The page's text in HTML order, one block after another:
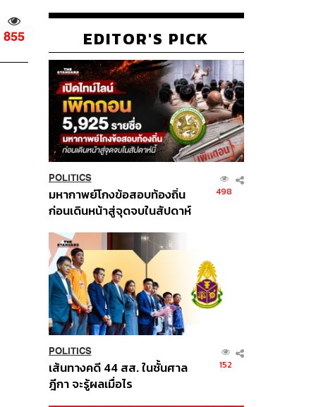
855 EDITOR'S PICK
POLITICS
มหากาพย์โกงข้อสอบท้องถิ่น
ก่อนเดินหน้าสู่จุดจบในสัปดาห์
498
POLITICS
เส้นทางคดี 44 สส. ในชั้นศาล
ฎีกา จะรู้ผลเมื่อไร
152